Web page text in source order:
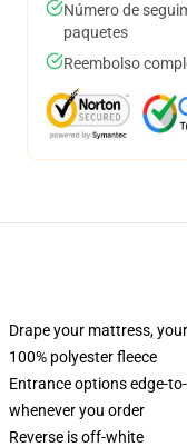
Número de
paquetes
Reembolso
Drape your mattress,
100% polyester fleece
Entrance options edge-
whenever you order
Reverse is off-white